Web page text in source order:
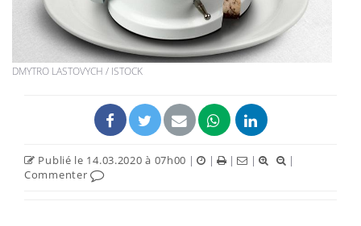
DMYTRO LASTOVYCH / ISTOCK
Publié le 14.03.2020 à 07h00 | | | |
|
Commenter